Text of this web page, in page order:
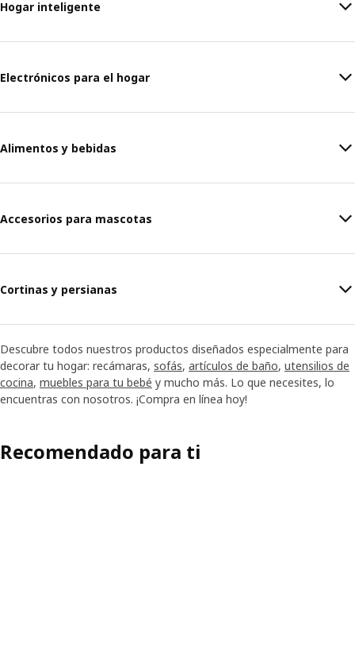
Hogar inteligente
Electrónicos para el hogar
Alimentos y bebidas
Accesorios para mascotas
Cortinas y persianas
Descubre todos nuestros productos diseñados especialmente para
decorar tu hogar: recámaras, sofás, artículos de baño, utensilios de
cocina, muebles para tu bebé y mucho más. Lo que necesites, lo
encuentras con nosotros. ¡Compra en línea hoy!
Recomendado para ti